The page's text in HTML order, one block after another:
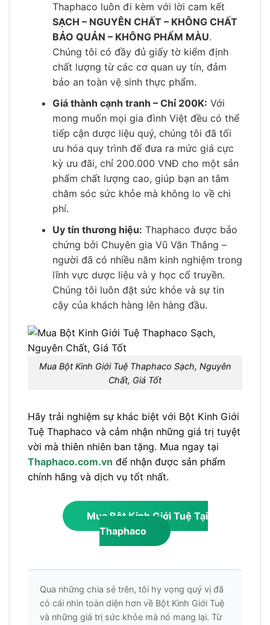
Thaphaco luôn đi kèm với lời cam kết
SẠCH – NGUYÊN CHẤT – KHÔNG CHẤT
BẢO QUẢN – KHÔNG PHẨM MÀU.
Chúng tôi có đầy đủ giấy tờ kiểm định
chất lượng từ các cơ quan uy tín, đảm
bảo an toàn vệ sinh thực phẩm.
Giá thành cạnh tranh – Chỉ 200K: Với
mong muốn mọi gia đình Việt đều có thể
tiếp cận dược liệu quý, chúng tôi đã tối
ưu hóa quy trình để đưa ra mức giá cực
kỳ ưu đãi, chỉ 200.000 VNĐ cho một sản
phẩm chất lượng cao, giúp bạn an tâm
chăm sóc sức khỏe mà không lo về chi
phí.
Uy tín thương hiệu: Thaphaco được bảo
chứng bởi Chuyên gia Vũ Văn Thắng –
người đã có nhiều năm kinh nghiệm trong
lĩnh vực dược liệu và y học cổ truyền.
Chúng tôi luôn đặt sức khỏe và sự tin
cậy của khách hàng lên hàng đầu.
Mua Bột Kinh Giới Tuệ Thaphaco Sạch, Nguyên
Chất, Giá Tốt
Hãy trải nghiệm sự khác biệt với Bột Kinh Giới
Tuệ Thaphaco và cảm nhận những giá trị tuyệt
vời mà thiên nhiên ban tặng. Mua ngay tại
Thaphaco.com.vn để nhận được sản phẩm
chính hãng và dịch vụ tốt nhất.
Mua Bột Kinh Giới Tuệ Tại
Thaphaco
Qua những chia sẻ trên, tôi hy vọng quý vị đã
có cái nhìn toàn diện hơn về Bột Kinh Giới Tuệ
và những giá trị sức khỏe mà nó mang lại. Từ